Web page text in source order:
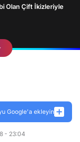
Olan Çift İkizleriyle
Google'a ekleyin
- 23:04